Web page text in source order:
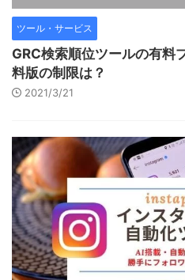
ツール・サービス
GRC検索順位ツールの有料
料版の制限は？
2021/3/21